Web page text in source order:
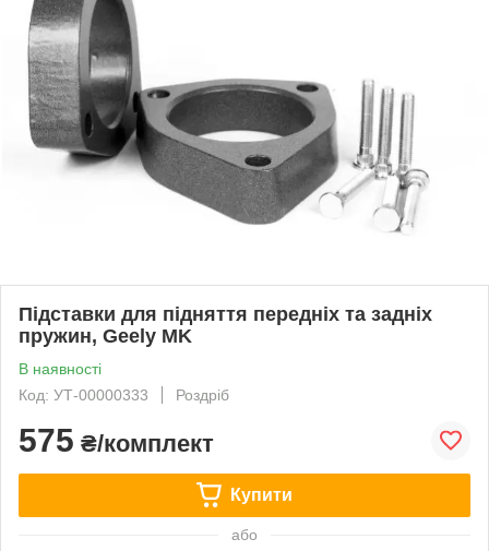
Підставки для підняття передніх та задніх
пружин, Geely MK
В наявності
Код: УТ-00000333
Роздріб
575 ₴/комплект
Купити
або